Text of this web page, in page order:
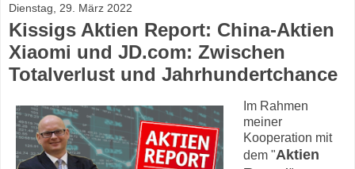
Dienstag, 29. März 2022
Kissigs Aktien Report: China-Aktien
Xiaomi und JD.com: Zwischen
Totalverlust und Jahrhundertchance
Im Rahmen
meiner
Kooperation mit
dem "Aktien